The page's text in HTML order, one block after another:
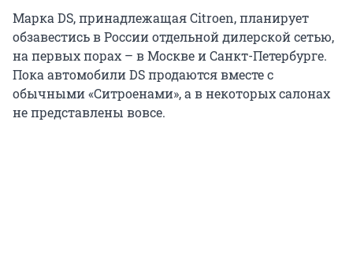
Марка DS, принадлежащая Citroen, планирует
обзавестись в России отдельной дилерской сетью,
на первых порах – в Москве и Санкт-Петербурге.
Пока автомобили DS продаются вместе с
обычными «Ситроенами», а в некоторых салонах
не представлены вовсе.